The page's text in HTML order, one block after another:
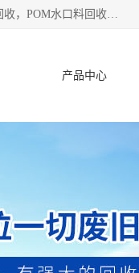
东莞市粤华再生资源回收有限公司从事pmma回收，亚克力回收，PA尼龙回收，PC塑料回收，ABS破碎料回收，POM水口料回收、废不锈钢回收等各类工厂废料回收等。
产品中心